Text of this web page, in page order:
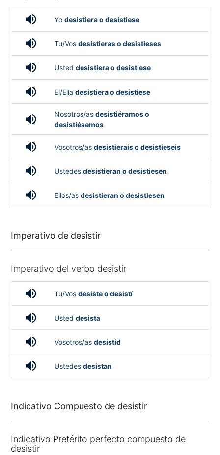
volume_up Yo desistiera o desistiese
volume_up Tu/Vos desistieras o desistieses
volume_up Usted desistiera o desistiese
volume_up El/Ella desistiera o desistiese
volume_up Nosotros/as desistiéramos o
desistiésemos
volume_up Vosotros/as desistierais o desistieseis
volume_up Ustedes desistieran o desistiesen
volume_up Ellos/as desistieran o desistiesen
Imperativo de desistir
Imperativo del verbo desistir
volume_up Tu/Vos desiste o desistí
volume_up Usted desista
volume_up Vosotros/as desistid
volume_up Ustedes desistan
Indicativo Compuesto de desistir
Indicativo Pretérito perfecto compuesto de
desistir